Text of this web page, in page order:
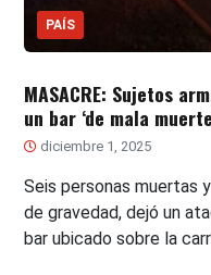
PAÍS
MASACRE: Sujetos
un bar ‘de mala
diciembre 1, 2025
Seis personas muertas
de gravedad, dejó un
bar ubicado sobre la